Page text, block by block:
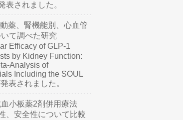
表されました。
薬、腎機能別、心血管
て調べた研究
Efficacy of GLP-1
by Kidney Function:
Analysis of
Including the SOUL
表されました。
小板薬2剤併用療法
、安全性について比較